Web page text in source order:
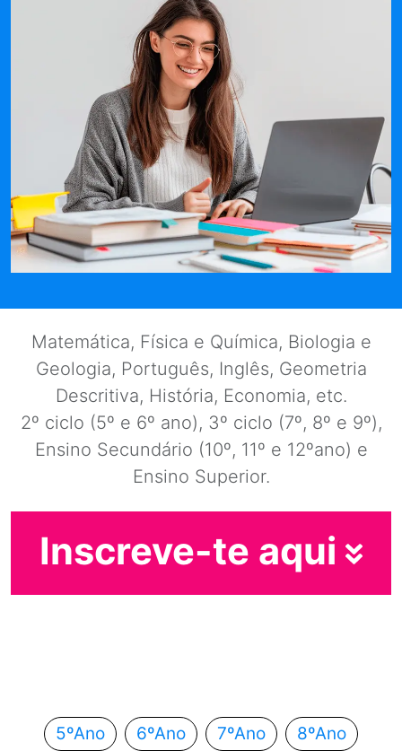
Matemática, Física e Química, Biologia e
Geologia, Português, Inglês, Geometria
Descritiva, História, Economia, etc.
2º ciclo (5º e 6º ano), 3º ciclo (7º, 8º e 9º),
Ensino Secundário (10º, 11º e 12ºano) e
Ensino Superior.
Inscreve-te aqui
5ºAno 6ºAno 7ºAno 8ºAno